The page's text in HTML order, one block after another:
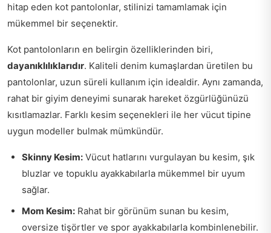
hitap eden kot pantolonlar, stilinizi tamamlamak için
mükemmel bir seçenektir.
Kot pantolonların en belirgin özelliklerinden biri,
dayanıklılıklarıdır. Kaliteli denim kumaşlardan üretilen bu
pantolonlar, uzun süreli kullanım için idealdir. Aynı zamanda,
rahat bir giyim deneyimi sunarak hareket özgürlüğünüzü
kısıtlamazlar. Farklı kesim seçenekleri ile her vücut tipine
uygun modeller bulmak mümkündür.
Skinny Kesim: Vücut hatlarını vurgulayan bu kesim, şık
bluzlar ve topuklu ayakkabılarla mükemmel bir uyum
sağlar.
Mom Kesim: Rahat bir görünüm sunan bu kesim,
oversize tişörtler ve spor ayakkabılarla kombinlenebilir.